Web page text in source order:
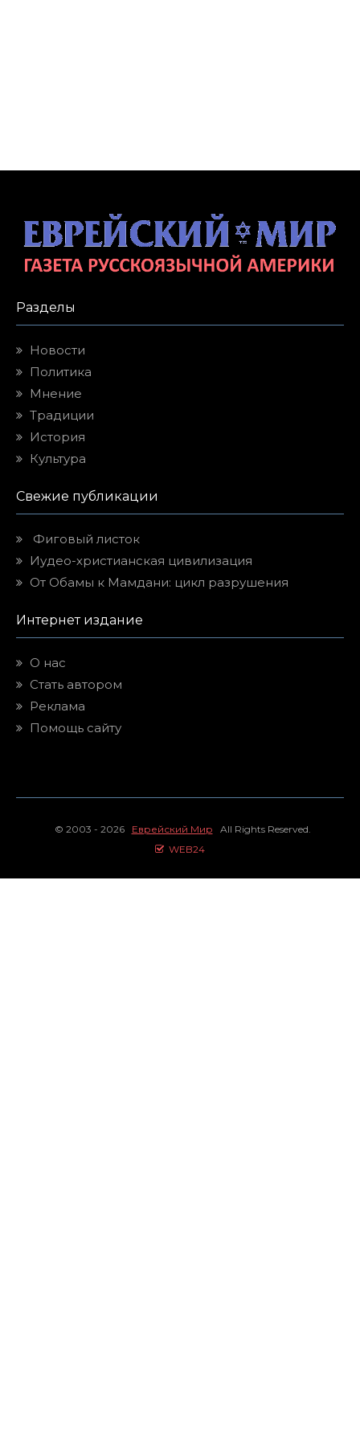
Разделы
Новости
Политика
Мнение
Традиции
История
Культура
Свежие публикации
Фиговый листок
Иудео-христианская цивилизация
От Обамы к Мамдани: цикл разрушения
Интернет издание
О нас
Стать автором
Реклама
Помощь сайту
© 2003 - 2026 Еврейский Мир All Rights Reserved.
WEB24